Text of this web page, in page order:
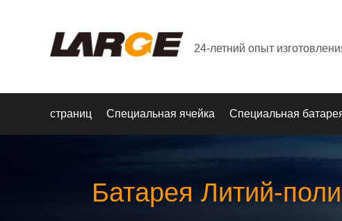
24-летний опыт
страниц Специальная ячейка Специальная
Батарея Литий-